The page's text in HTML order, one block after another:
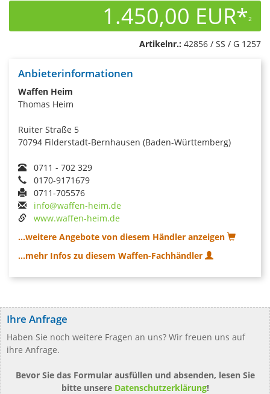
1.450,00 EUR*2
Artikelnr.: 42856 / SS / G 1257
Anbieterinformationen
Waffen Heim
Thomas Heim
Ruiter Straße 5
70794 Filderstadt-Bernhausen (Baden-Württemberg)
0711 - 702 329
0170-9171679
0711-705576
info@waffen-heim.de
www.waffen-heim.de
...weitere Angebote von diesem Händler anzeigen
...mehr Infos zu diesem Waffen-Fachhändler
Ihre Anfrage
Haben Sie noch weitere Fragen an uns? Wir freuen uns auf
ihre Anfrage.
Bevor Sie das Formular ausfüllen und absenden, lesen Sie
bitte unsere Datenschutzerklärung!